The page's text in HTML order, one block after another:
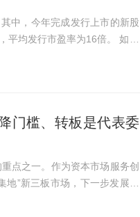
发行市盈率为16倍。 如果
门槛、转板是代表委
点之一。作为资本市场服务创
”新三板市场，下一步发展指